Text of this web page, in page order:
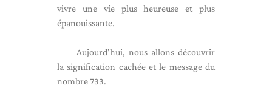
vivre une vie plus heureuse et plus
épanouissante.
Aujourd'hui, nous allons découvrir
la signification cachée et le message du
nombre 733.